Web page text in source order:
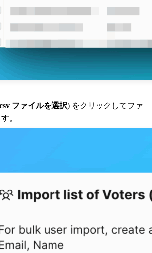
csv ファイルを選択) をクリックしてファ
。